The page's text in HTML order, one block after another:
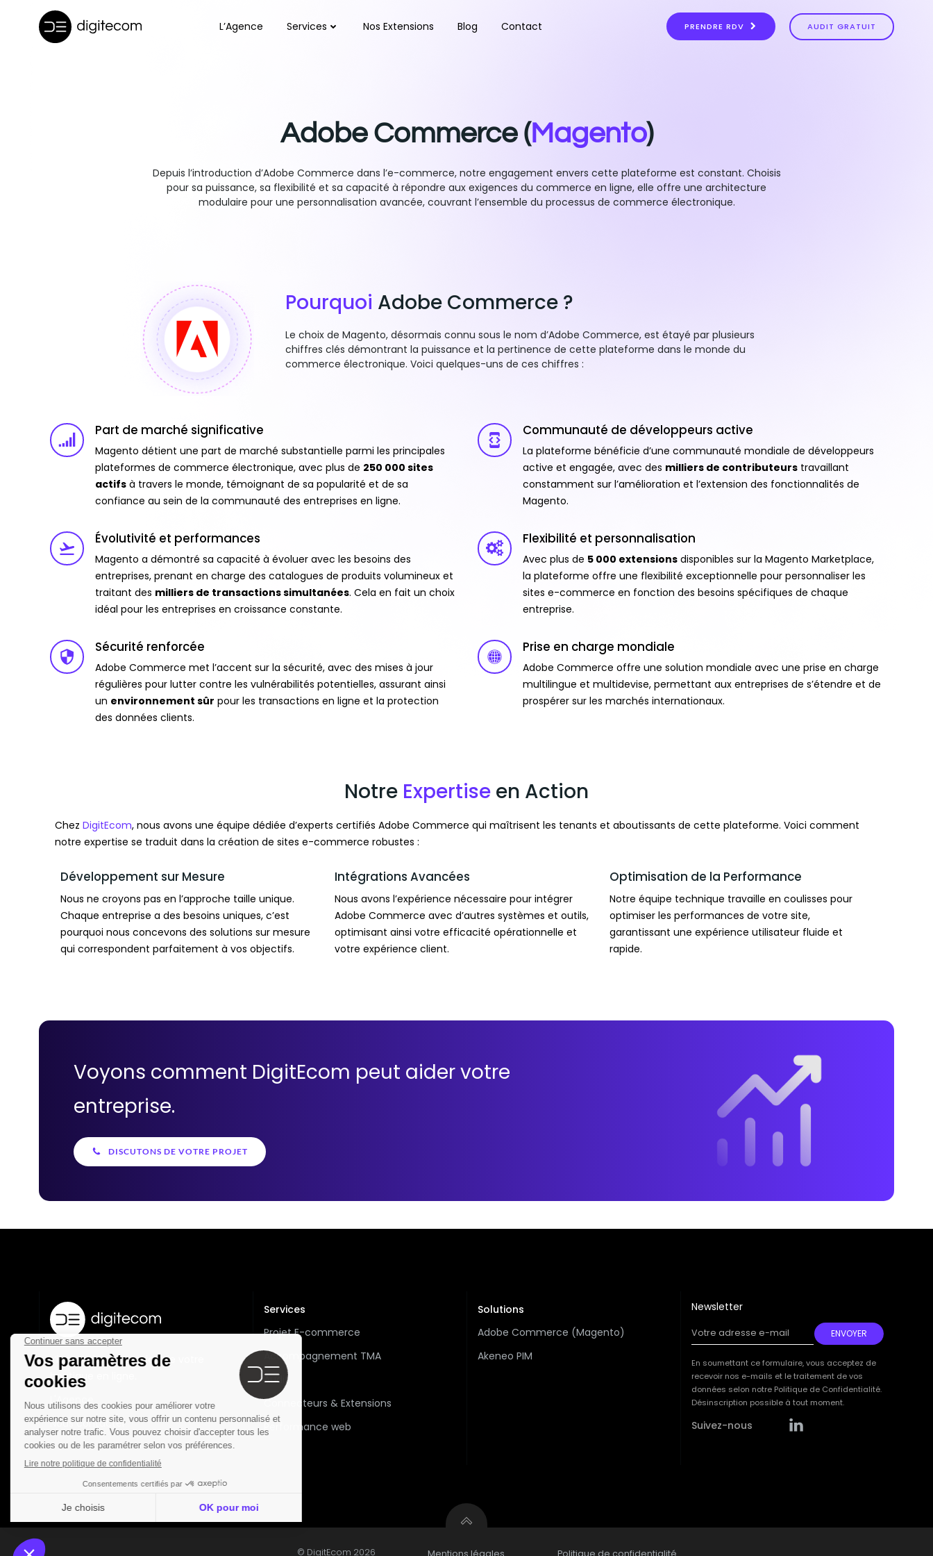
contenu
L’Agence Services Nos Extensions Blog Contact PRENDRE RDV AUDIT GRATUIT
Adobe Commerce (Magento)
Depuis l’introduction d’Adobe Commerce dans l’e-commerce, notre engagement envers cette plateforme est constant. Choisis
pour sa puissance, sa flexibilité et sa capacité à répondre aux exigences du commerce en ligne, elle offre une architecture
modulaire pour une personnalisation avancée, couvrant l’ensemble du processus de commerce électronique.
Pourquoi Adobe Commerce ?
Le choix de Magento, désormais connu sous le nom d’Adobe Commerce, est étayé par plusieurs
chiffres clés démontrant la puissance et la pertinence de cette plateforme dans le monde du
commerce électronique. Voici quelques-uns de ces chiffres :
Part de marché significative
Magento détient une part de marché substantielle parmi les principales
plateformes de commerce électronique, avec plus de 250 000 sites
actifs à travers le monde, témoignant de sa popularité et de sa
confiance au sein de la communauté des entreprises en ligne.
Communauté de développeurs active
La plateforme bénéficie d’une communauté mondiale de développeurs
active et engagée, avec des milliers de contributeurs travaillant
constamment sur l’amélioration et l’extension des fonctionnalités de
Magento.
Évolutivité et performances
Magento a démontré sa capacité à évoluer avec les besoins des
entreprises, prenant en charge des catalogues de produits volumineux et
traitant des milliers de transactions simultanées. Cela en fait un choix
idéal pour les entreprises en croissance constante.
Flexibilité et personnalisation
Avec plus de 5 000 extensions disponibles sur la Magento Marketplace,
la plateforme offre une flexibilité exceptionnelle pour personnaliser les
sites e-commerce en fonction des besoins spécifiques de chaque
entreprise.
Sécurité renforcée
Adobe Commerce met l’accent sur la sécurité, avec des mises à jour
régulières pour lutter contre les vulnérabilités potentielles, assurant ainsi
un environnement sûr pour les transactions en ligne et la protection
des données clients.
Prise en charge mondiale
Adobe Commerce offre une solution mondiale avec une prise en charge
multilingue et multidevise, permettant aux entreprises de s’étendre et de
prospérer sur les marchés internationaux.
Notre Expertise en Action
Chez DigitEcom, nous avons une équipe dédiée d’experts certifiés Adobe Commerce qui maîtrisent les tenants et aboutissants de cette plateforme. Voici comment
notre expertise se traduit dans la création de sites e-commerce robustes :
Développement sur Mesure
Nous ne croyons pas en l’approche taille unique.
Chaque entreprise a des besoins uniques, c’est
pourquoi nous concevons des solutions sur mesure
qui correspondent parfaitement à vos objectifs.
Intégrations Avancées
Nous avons l’expérience nécessaire pour intégrer
Adobe Commerce avec d’autres systèmes et outils,
optimisant ainsi votre efficacité opérationnelle et
votre expérience client.
Optimisation de la Performance
Notre équipe technique travaille en coulisses pour
optimiser les performances de votre site,
garantissant une expérience utilisateur fluide et
rapide.
Voyons comment DigitEcom peut aider votre
entreprise.
DISCUTONS DE VOTRE PROJET
L’innovation au service de votre
boutique en ligne.
L'Agence
Nous contacter
Services
Projet E-commerce
Accompagnement TMA
Audit
Connecteurs & Extensions
Performance web
Solutions
Adobe Commerce (Magento)
Akeneo PIM
Newsletter
Your
email
Votre adresse e-mail ENVOYER
En soumettant ce formulaire, vous acceptez de
recevoir nos e-mails et le traitement de vos
données selon notre Politique de Confidentialité.
Désinscription possible à tout moment.
Suivez-nous
© DigitEcom 2026 Mentions légales Politique de confidentialité